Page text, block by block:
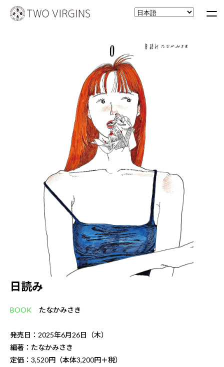
日読み
BOOK たなかみさき
発売日：2025年6月26日（木）
編著：たなかみさき
定価：3,520円（本体3,200円＋税）